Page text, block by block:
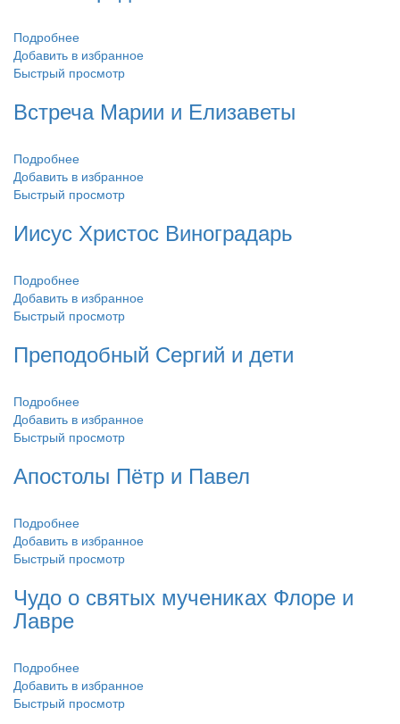
Подробнее
Добавить в избранное
Быстрый просмотр
Встреча Марии и Елизаветы
Подробнее
Добавить в избранное
Быстрый просмотр
Иисус Христос Виноградарь
Подробнее
Добавить в избранное
Быстрый просмотр
Преподобный Сергий и дети
Подробнее
Добавить в избранное
Быстрый просмотр
Апостолы Пётр и Павел
Подробнее
Добавить в избранное
Быстрый просмотр
Чудо о святых мучениках Флоре и
Лавре
Подробнее
Добавить в избранное
Быстрый просмотр